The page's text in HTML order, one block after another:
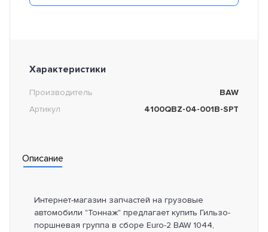
Характеристики
Производитель
BAW
Артикул
4100QBZ-04-001B-SPT
Описание
Интернет-магазин запчастей на грузовые
автомобили "Тоннаж" предлагает купить Гильзо-
поршневая группа в сборе Euro-2 BAW 1044,